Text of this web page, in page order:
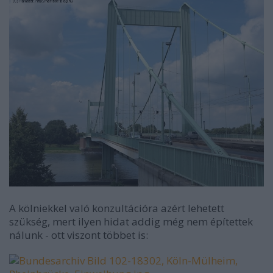
A kölniekkel való konzultációra azért lehetett
szükség, mert ilyen hidat addig még nem építettek
nálunk - ott viszont többet is: